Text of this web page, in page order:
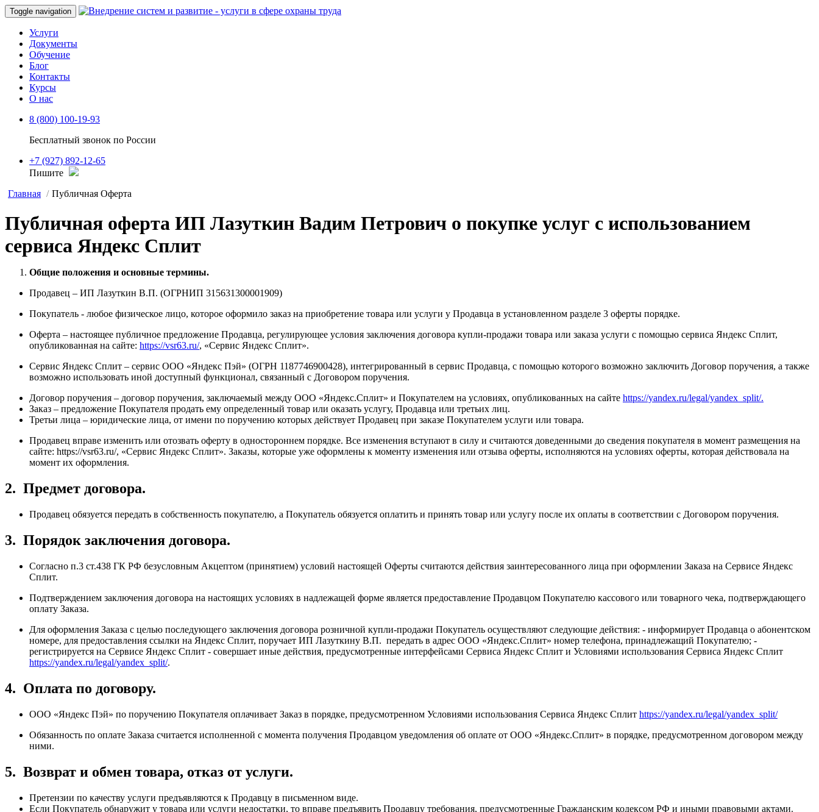
Toggle navigation
Услуги
Документы
Обучение
Блог
Контакты
Курсы
О нас
8 (800) 100-19-93
Бесплатный звонок по России
+7 (927) 892-12-65
Пишите
Главная
Публичная Оферта
Публичная оферта ИП Лазуткин Вадим Петрович о покупке услуг с использованием
сервиса Яндекс Сплит
Общие положения и основные термины.
Продавец – ИП Лазуткин В.П. (ОГРНИП 315631300001909)
Покупатель - любое физическое лицо, которое оформило заказ на приобретение товара или услуги у Продавца в установленном разделе 3 оферты порядке.
Оферта – настоящее публичное предложение Продавца, регулирующее условия заключения договора купли-продажи товара или заказа услуги с помощью сервиса Яндекс Сплит,
опубликованная на сайте: https://vsr63.ru/, «Сервис Яндекс Сплит».
Сервис Яндекс Сплит – сервис ООО «Яндекс Пэй» (ОГРН 1187746900428), интегрированный в сервис Продавца, с помощью которого возможно заключить Договор поручения, а также
возможно использовать иной доступный функционал, связанный с Договором поручения.
Договор поручения – договор поручения, заключаемый между ООО «Яндекс.Сплит» и Покупателем на условиях, опубликованных на сайте https://yandex.ru/legal/yandex_split/.
Заказ – предложение Покупателя продать ему определенный товар или оказать услугу, Продавца или третьих лиц.
Третьи лица – юридические лица, от имени по поручению которых действует Продавец при заказе Покупателем услуги или товара.
Продавец вправе изменить или отозвать оферту в одностороннем порядке. Все изменения вступают в силу и считаются доведенными до сведения покупателя в момент размещения на
сайте: https://vsr63.ru/, «Сервис Яндекс Сплит». Заказы, которые уже оформлены к моменту изменения или отзыва оферты, исполняются на условиях оферты, которая действовала на
момент их оформления.
2. Предмет договора.
Продавец обязуется передать в собственность покупателю, а Покупатель обязуется оплатить и принять товар или услугу после их оплаты в соответствии с Договором поручения.
3. Порядок заключения договора.
Согласно п.3 ст.438 ГК РФ безусловным Акцептом (принятием) условий настоящей Оферты считаются действия заинтересованного лица при оформлении Заказа на Сервисе Яндекс
Сплит.
Подтверждением заключения договора на настоящих условиях в надлежащей форме является предоставление Продавцом Покупателю кассового или товарного чека, подтверждающего
оплату Заказа.
Для оформления Заказа с целью последующего заключения договора розничной купли-продажи Покупатель осуществляют следующие действия: - информирует Продавца о абонентском
номере, для предоставления ссылки на Яндекс Сплит, поручает ИП Лазуткину В.П. передать в адрес ООО «Яндекс.Сплит» номер телефона, принадлежащий Покупателю; -
регистрируется на Сервисе Яндекс Сплит - совершает иные действия, предусмотренные интерфейсами Сервиса Яндекс Сплит и Условиями использования Сервиса Яндекс Сплит
https://yandex.ru/legal/yandex_split/.
4. Оплата по договору.
ООО «Яндекс Пэй» по поручению Покупателя оплачивает Заказ в порядке, предусмотренном Условиями использования Сервиса Яндекс Сплит https://yandex.ru/legal/yandex_split/
Обязанность по оплате Заказа считается исполненной с момента получения Продавцом уведомления об оплате от ООО «Яндекс.Сплит» в порядке, предусмотренном договором между
ними.
5. Возврат и обмен товара, отказ от услуги.
Претензии по качеству услуги предъявляются к Продавцу в письменном виде.
Если Покупатель обнаружит у товара или услуги недостатки, то вправе предъявить Продавцу требования, предусмотренные Гражданским кодексом РФ и иными правовыми актами.